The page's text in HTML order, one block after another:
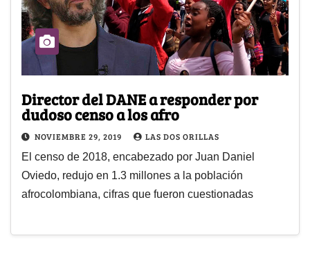
Director del DANE a responder por
dudoso censo a los afro
NOVIEMBRE 29, 2019 LAS DOS ORILLAS
El censo de 2018, encabezado por Juan Daniel
Oviedo, redujo en 1.3 millones a la población
afrocolombiana, cifras que fueron cuestionadas